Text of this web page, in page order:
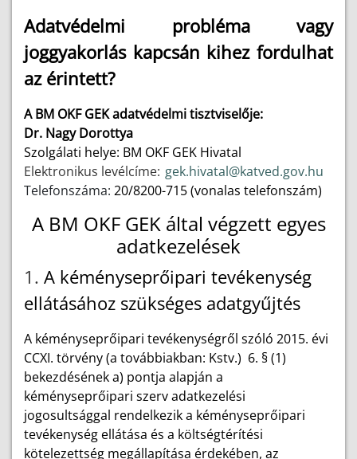
Adatvédelmi probléma vagy
joggyakorlás kapcsán kihez fordulhat
az érintett?
A BM OKF GEK adatvédelmi tisztviselője:
Dr. Nagy Dorottya
Szolgálati helye: BM OKF GEK Hivatal
Elektronikus levélcíme: gek.hivatal@katved.gov.hu
Telefonszáma: 20/8200-715 (vonalas telefonszám)
A BM OKF GEK által végzett egyes
adatkezelések
1. A kéményseprőipari tevékenység
ellátásához szükséges adatgyűjtés
A kéményseprőipari tevékenységről szóló 2015. évi
CCXI. törvény (a továbbiakban: Kstv.) 6. § (1)
bekezdésének a) pontja alapján a
kéményseprőipari szerv adatkezelési
jogosultsággal rendelkezik a kéményseprőipari
tevékenység ellátása és a költségtérítési
kötelezettség megállapítása érdekében, az